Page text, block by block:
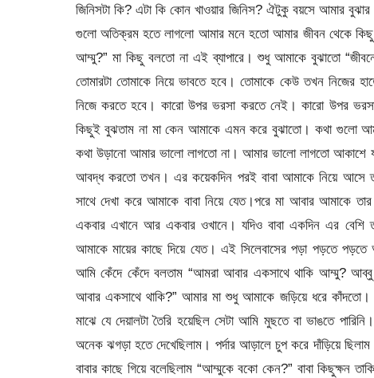
জিনিসটা কি? এটা কি কোন খাওয়ার জিনিস? ঐটুকু বয়সে আমার
গুলো অতিক্রম হতে লাগলো আমার মনে হতো আমার জীবন থেকে কিছু
আম্মু?” মা কিছু বলতো না এই ব্যাপারে। শুধু আমাকে বুঝাতো
তোমারটা তোমাকে নিয়ে ভাবতে হবে। তোমাকে কেউ তখন নিজের
নিজে করতে হবে। কারো উপর ভরসা করতে নেই। কারো উপর ভরসা
কিছুই বুঝতাম না মা কেন আমাকে এমন করে বুঝাতো। কথা গুলো
কথা উড়ানো আমার ভালো লাগতো না। আমার ভালো লাগতো আকাশে
আবদ্ধ করতো তখন। এর কয়েকদিন পরই বাবা আমাকে নিয়ে আসে
সাথে দেখা করে আমাকে বাবা নিয়ে যেত।পরে মা আবার আমাকে
একবার এখানে আর একবার ওখানে। যদিও বাবা একদিন এর বেশি
আমাকে মায়ের কাছে দিয়ে যেত। এই সিলেবাসের পড়া পড়তে পড়তে
আমি কেঁদে কেঁদে বলতাম “আমরা আবার একসাথে থাকি আম্মু?
আবার একসাথে থাকি?” আমার মা শুধু আমাকে জড়িয়ে ধরে কাঁদতো।
মাঝে যে দেয়ালটা তৈরি হয়েছিল সেটা আমি মুছতে বা ভাঙতে
অনেক ঝগড়া হতে দেখেছিলাম। পর্দার আড়ালে চুপ করে দাঁড়িয়ে
বাবার কাছে গিয়ে বলেছিলাম “আম্মুকে বকো কেন?” বাবা কিছুক্ষন